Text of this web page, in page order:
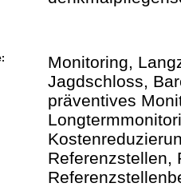
Monitoring,
Jagdschloss,
präventives
Referenzstellen,